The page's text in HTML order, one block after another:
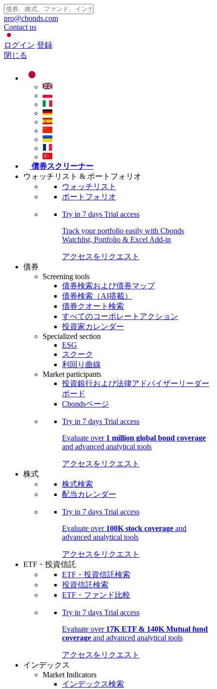
pro@cbonds.com
Contact us
ログイン 登録
閉じる
債券スクリーナー
ウォッチリスト & ポートフォリオ
ウォッチリスト
ポートフォリオ
Try in 7 days Trial access
Track your portfolio easily with Cbonds
Watchlist, Portfolio & Excel Add-in
アクセスをリクエスト
債券
Screening tools
債券検索および債券マップ
債券検索（AI搭載）
債券クオート検索
すべてのコーポレートアクション
投資家カレンダー
Specialized section
ESG
スクーク
利回り曲線
Market participants
投資銀行および法律アドバイザーリーダー
ボード
Cbondsページ
Try in 7 days Trial access
Evaluate over 1 million global bond coverage
and advanced analytical tools
アクセスをリクエスト
株式
株式検索
配当カレンダー
Try in 7 days Trial access
Evaluate over 100K stock coverage and
advanced analytical tools
アクセスをリクエスト
ETF・投資信託
ETF・投資信託検索
投資信託検索
ETF・ファンド比較
Try in 7 days Trial access
Evaluate over 17K ETF & 140K Mutual fund
coverage and advanced analytical tools
アクセスをリクエスト
インデックス
Market Indicators
インデックス検索